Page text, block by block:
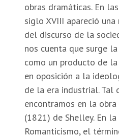
obras dramáticas. En
siglo XVIII apareció una
del discurso de la
nos cuenta que surge
como un producto de
en oposición a la
de la era industrial. Tal
encontramos en la
(1821) de Shelley. En
Romanticismo, el